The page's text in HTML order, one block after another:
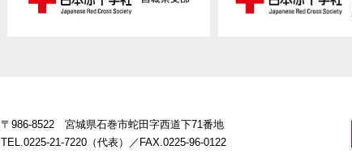
〒986-8522 宮城県石巻市蛇田字西道下71番地
TEL.0225-21-7220（代表）
／FAX.0225-96-0122